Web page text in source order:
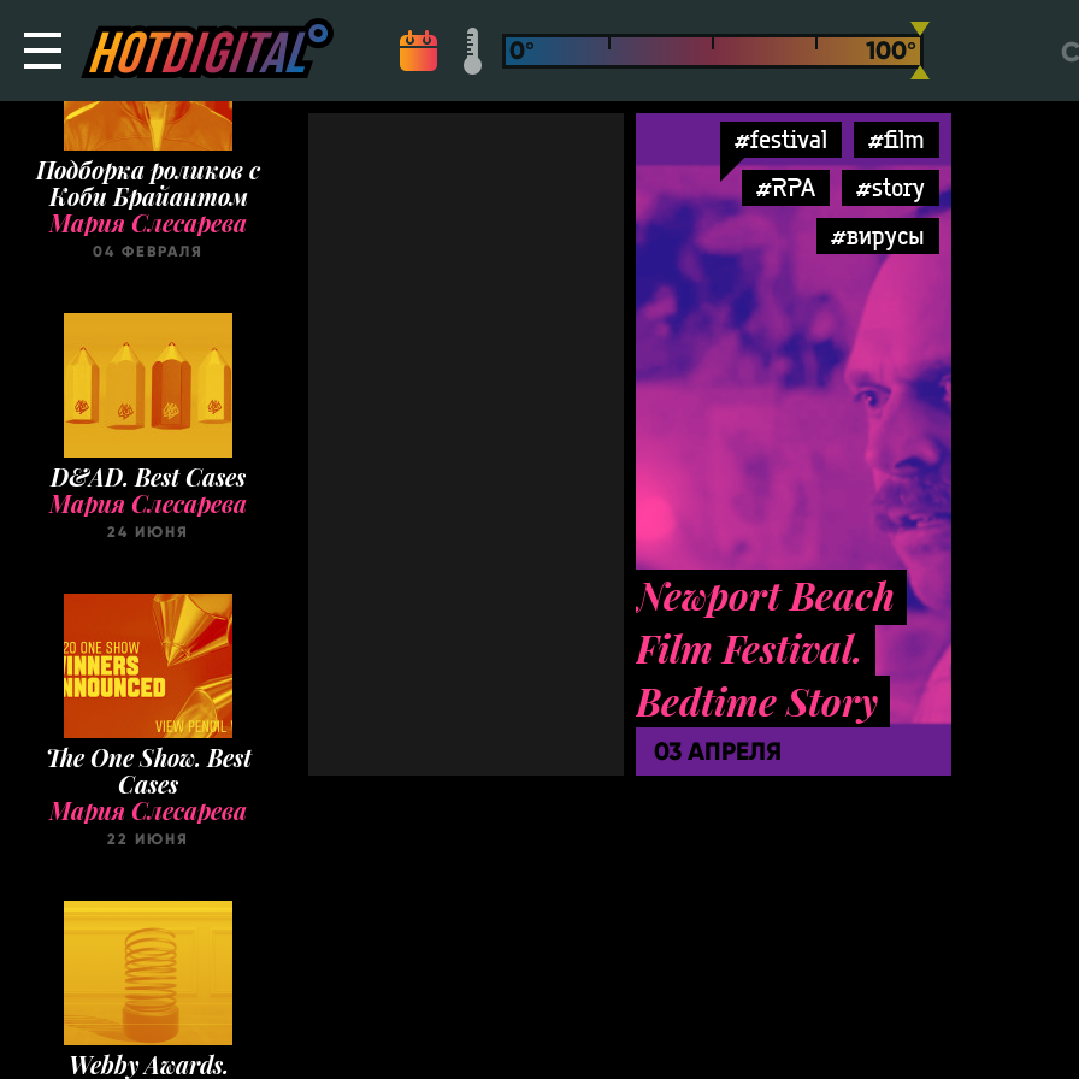
Подборка роликов с
Коби Брайантом
Мария Слесарева
04 ФЕВРАЛЯ
D&AD. Best Cases
Мария Слесарева
24 ИЮНЯ
The One Show. Best
Cases
Мария Слесарева
22 ИЮНЯ
Webby Awards.
#festival
#film
#RPA
#story
#вирусы
Newport Beach
Film Festival.
Bedtime Story
03 АПРЕЛЯ